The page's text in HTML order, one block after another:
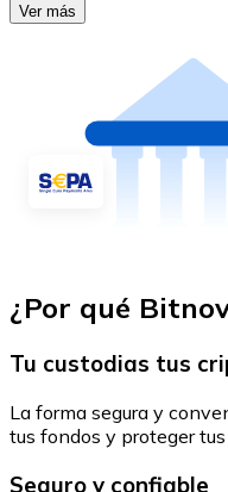
Ver más
¿Por qué
Tu custodias tus
La forma segura y
tus fondos y proteger
Seguro y confiable